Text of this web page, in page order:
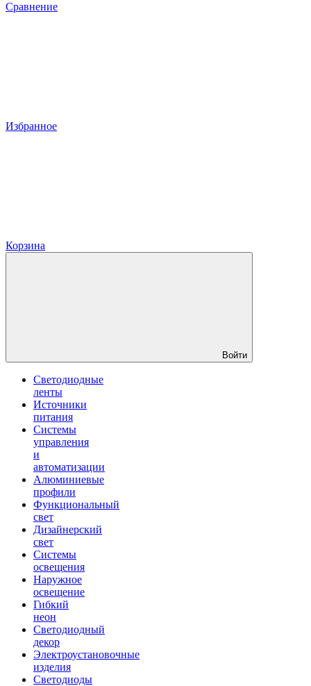
Сравнение
Избранное
Корзина
Войти
Светодиодные
ленты
Источники
питания
Системы
управления
и
автоматизации
Алюминиевые
профили
Функциональный
свет
Дизайнерский
свет
Системы
освещения
Наружное
освещение
Гибкий
неон
Светодиодный
декор
Электроустановочные
изделия
Светодиоды